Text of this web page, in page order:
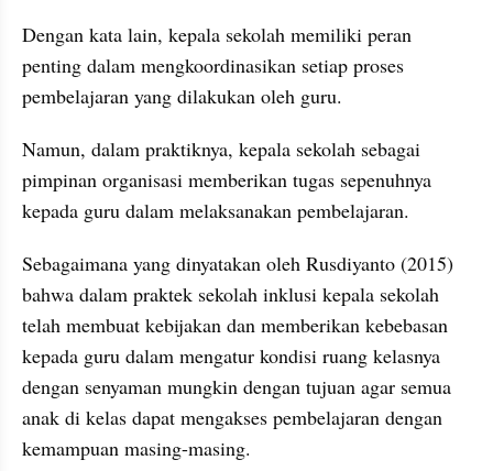
Dengan kata lain, kepala sekolah memiliki peran
penting dalam mengkoordinasikan setiap proses
pembelajaran yang dilakukan oleh guru.
Namun, dalam praktiknya, kepala sekolah sebagai
pimpinan organisasi memberikan tugas sepenuhnya
kepada guru dalam melaksanakan pembelajaran.
Sebagaimana yang dinyatakan oleh Rusdiyanto (2015)
bahwa dalam praktek sekolah inklusi kepala sekolah
telah membuat kebijakan dan memberikan kebebasan
kepada guru dalam mengatur kondisi ruang kelasnya
dengan senyaman mungkin dengan tujuan agar semua
anak di kelas dapat mengakses pembelajaran dengan
kemampuan masing-masing.